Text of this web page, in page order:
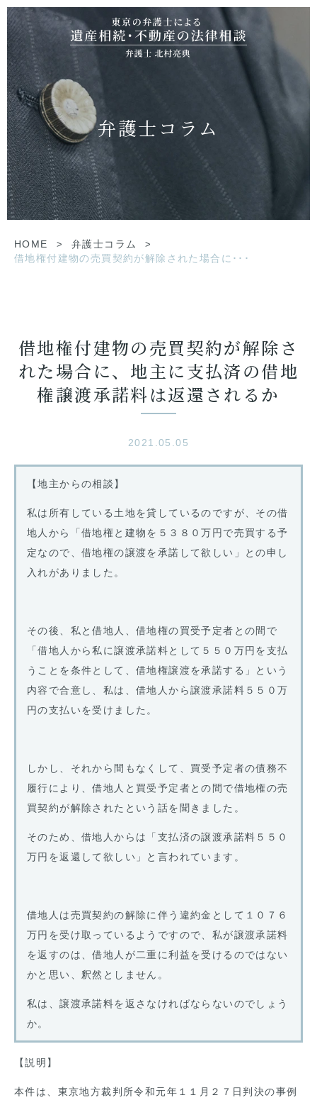
弁護士コラム
HOME > 弁護士コラム
>
借地権付建物の売買契約が解除された場合に･･･
借地権付建物の売買契約が解除さ
れた場合に、地主に支払済の借地
権譲渡承諾料は返還されるか
2021.05.05
【地主からの相談】
私は所有している土地を貸しているのですが、その借
地人から「借地権と建物を５３８０万円で売買する予
定なので、借地権の譲渡を承諾して欲しい」との申し
入れがありました。
その後、私と借地人、借地権の買受予定者との間で
「借地人から私に譲渡承諾料として５５０万円を支払
うことを条件として、借地権譲渡を承諾する」という
内容で合意し、私は、借地人から譲渡承諾料５５０万
円の支払いを受けました。
しかし、それから間もなくして、買受予定者の債務不
履行により、借地人と買受予定者との間で借地権の売
買契約が解除されたという話を聞きました。
そのため、借地人からは「支払済の譲渡承諾料５５０
万円を返還して欲しい」と言われています。
借地人は売買契約の解除に伴う違約金として１０７６
万円を受け取っているようですので、私が譲渡承諾料
を返すのは、借地人が二重に利益を受けるのではない
かと思い、釈然としません。
私は、譲渡承諾料を返さなければならないのでしょう
か。
【説明】
本件は、東京地方裁判所令和元年１１月２７日判決の事例